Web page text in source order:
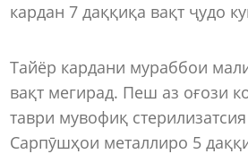
кардан 7 даққиқа вақт ҷудо
Тайёр кардани мураббои
вақт мегирад. Пеш аз оғози
таври мувофиқ
Сарпӯшҳои металлиро 5